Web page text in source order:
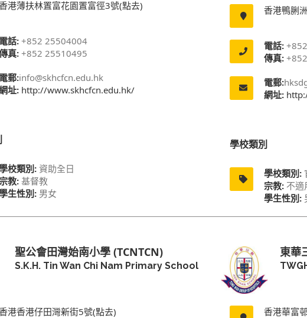
港薄扶林置富花園置富徑3號(點去)
話: +852 25504004
真: +852 25510495
郵:info@skhcfcn.edu.hk
址: http://www.skhcfcn.edu.hk/
校類別: 資助全日
教: 基督教
生性別: 男女
香港鴨脷
電話:
傳真:
電郵:
網址:
學校類別
學校類別:
宗教:不適
學生性別:
聖公會田灣始南小學 (TCNTCN)
S.K.H. Tin Wan Chi Nam Primary School
港香港仔田灣新街5號(點去)
東華
香港華富